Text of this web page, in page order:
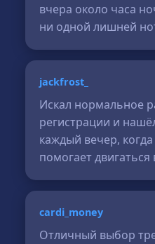
вчера около часа
ни одной лишней
jackfrost_
Искал нормальное
регистрации и
каждый вечер,
помогает двигаться
cardi_money
Отличный выбор